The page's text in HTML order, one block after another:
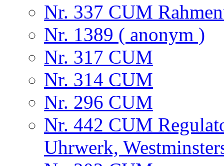
Nr. 337 CUM
Nr. 1389 ( anonym )
Nr. 317 CUM
Nr. 314 CUM
Nr. 296 CUM
Nr. 442 CUM
Uhrwerk,